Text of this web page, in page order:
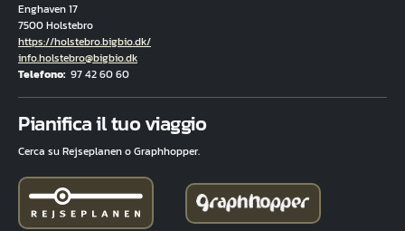
Enghaven 17
7500 Holstebro
Hjemmeside
https://holstebro.bigbio.dk/
E-mail
info.holstebro@bigbio.dk
Telefono 97 42 60 60
Pianifica il tuo viaggio
Cerca su Rejseplanen o Graphhopper.